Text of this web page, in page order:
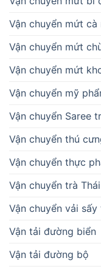
Vận chuyển mứt
Vận chuyển mứt
Vận chuyển mứt
Vận chuyển mỹ
Vận chuyển Saree
Vận chuyển thú
Vận chuyển thực
Vận chuyển trà
Vận chuyển vải
Vận tải đường biển
Vận tải đường bộ